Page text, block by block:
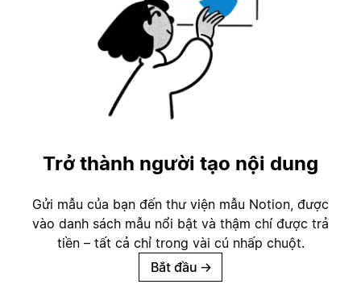
Trở thành người tạo nội dung
Gửi mẫu của bạn đến thư viện mẫu Notion, được
vào danh sách mẫu nổi bật và thậm chí được trả
tiền – tất cả chỉ trong vài cú nhấp chuột.
Bắt đầu →